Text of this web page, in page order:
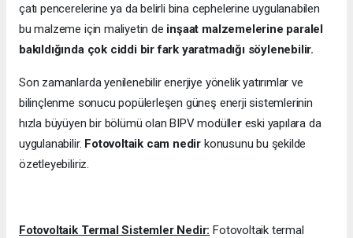
çatı pencerelerine ya da belirli bina cephelerine uygulanabilen
bu malzeme için maliyetin de inşaat malzemelerine paralel
bakıldığında çok ciddi bir fark yaratmadığı söylenebilir.
Son zamanlarda yenilenebilir enerjiye yönelik yatırımlar ve
bilinçlenme sonucu popülerleşen güneş enerji sistemlerinin
hızla büyüyen bir bölümü olan BIPV modüller eski yapılara da
uygulanabilir. Fotovoltaik cam nedir konusunu bu şekilde
özetleyebiliriz.
Fotovoltaik Termal Sistemler Nedir: Fotovoltaik termal